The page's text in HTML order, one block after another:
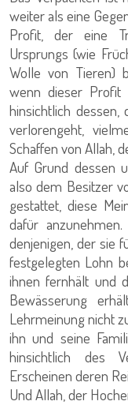
weiter als eine
Profit, der eine
Ursprungs (wie
Wolle von Tieren)
wenn dieser Profit
hinsichtlich
verlorengeht,
Schaffen von Allah,
Auf Grund dessen
also dem Besitzer
gestattet, diese
dafür
denjenigen, der sie
festgelegten Lohn
ihnen fernhält und
Bewässerung
Lehrmeinung nicht
ihn und seine
hinsichtlich des
Erscheinen deren
Und Allah, der